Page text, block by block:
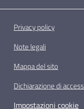
Privacy policy
Note legali
Mappa del sito
Dichiarazione di
Impostazioni cookie